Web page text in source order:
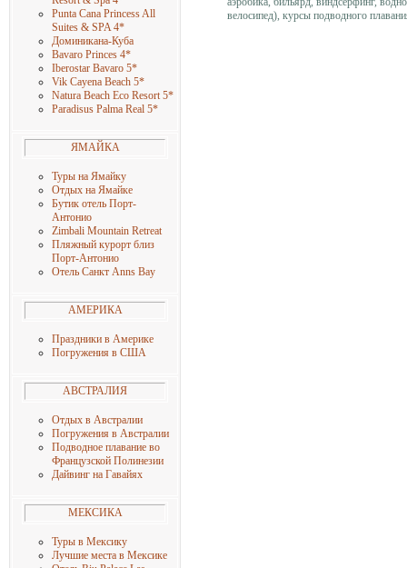
Punta Cana Princess All
Suites & SPA 4*
Доминикана-Куба
Bavaro Princes 4*
Iberostar Bavaro 5*
Vik Cayena Beach 5*
Natura Beach Eco Resort 5*
Paradisus Palma Real 5*
ЯМАЙКА
Туры на Ямайку
Отдых на Ямайке
Бутик отель Порт-
Антонио
Zimbali Mountain Retreat
Пляжный курорт близ
Порт-Антонио
Отель Санкт Anns Bay
АМЕРИКА
Праздники в Америке
Погружения в США
АВСТРАЛИЯ
Отдых в Австралии
Погружения в Австралии
Подводное плавание во
Французской Полинезии
Дайвинг на Гавайях
МЕКСИКА
Туры в Мексику
Лучшие места в Мексике
велосипед), курсы подводного